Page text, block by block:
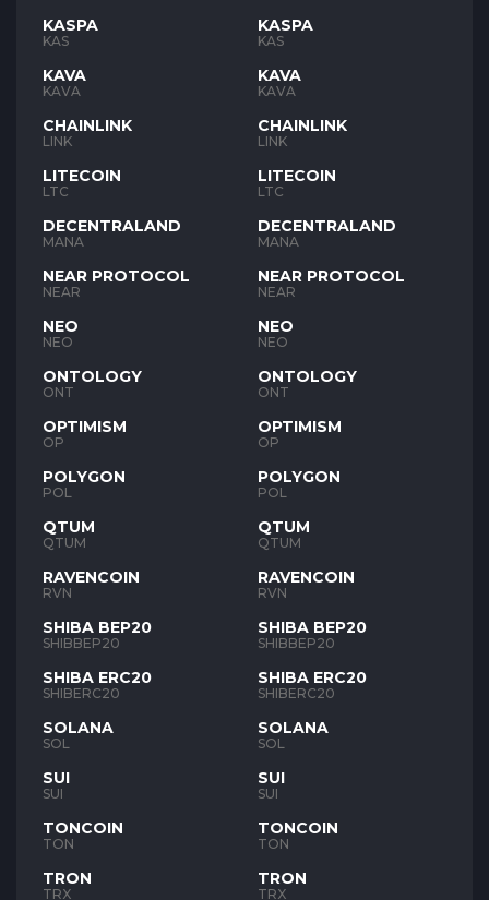
KASPA
KAS
KAVA
KAVA
CHAINLINK
LINK
LITECOIN
LTC
DECENTRALAND
MANA
NEAR PROTOCOL
NEAR
NEO
NEO
ONTOLOGY
ONT
OPTIMISM
OP
POLYGON
POL
QTUM
QTUM
RAVENCOIN
RVN
SHIBA BEP20
SHIBBEP20
SHIBA ERC20
SHIBERC20
SOLANA
SOL
SUI
SUI
TONCOIN
TON
TRON
TRX
KASPA
KAS
KAVA
KAVA
CHAINLINK
LINK
LITECOIN
LTC
DECENTRALAND
MANA
NEAR PROTOCOL
NEAR
NEO
NEO
ONTOLOGY
ONT
OPTIMISM
OP
POLYGON
POL
QTUM
QTUM
RAVENCOIN
RVN
SHIBA BEP20
SHIBBEP20
SHIBA ERC20
SHIBERC20
SOLANA
SOL
SUI
SUI
TONCOIN
TON
TRON
TRX